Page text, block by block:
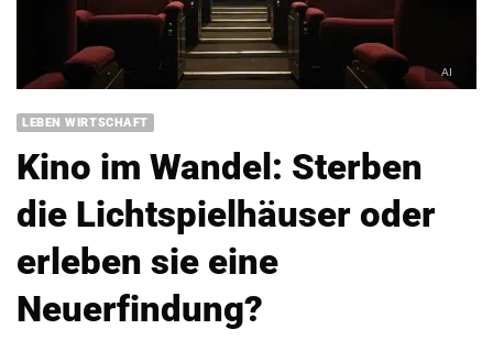
LEBEN WIRTSCHAFT
Kino im Wandel: Sterben
die Lichtspielhäuser oder
erleben sie eine
Neuerfindung?